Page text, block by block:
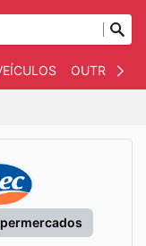
OUTROS